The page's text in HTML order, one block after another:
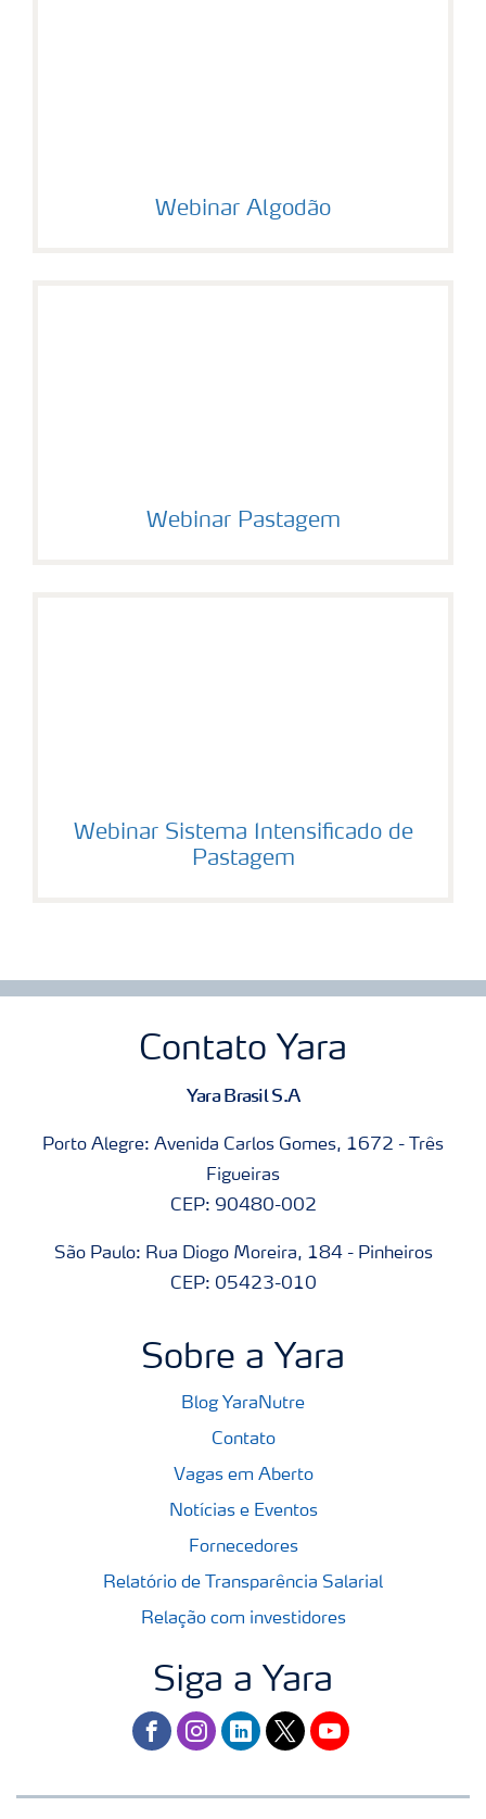
Webinar Algodão
Webinar Pastagem
Webinar Sistema Intensificado de
Pastagem
Contato Yara
Yara Brasil S.A
Porto Alegre: Avenida Carlos Gomes, 1672 - Três
Figueiras
CEP: 90480-002
São Paulo: Rua Diogo Moreira, 184 - Pinheiros
CEP: 05423-010
Sobre a Yara
Blog YaraNutre
Contato
Vagas em Aberto
Notícias e Eventos
Fornecedores
Relatório de Transparência Salarial
Relação com investidores
Siga a Yara
facebookinstagram
linkedintwitteryoutube